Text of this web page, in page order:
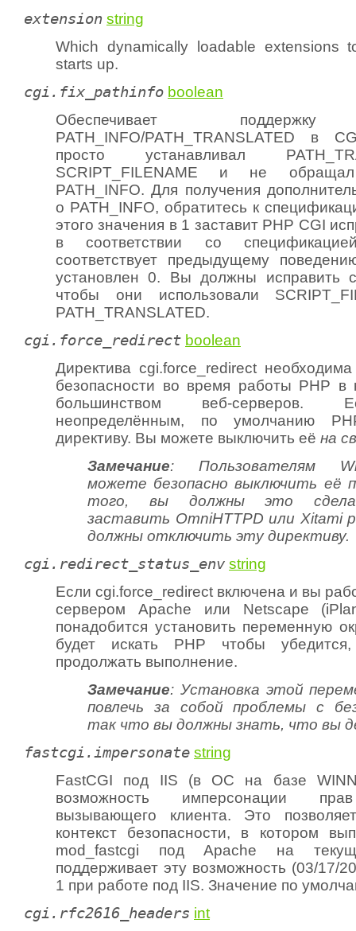
extension string
Which dynamically loadable extensions
starts up.
cgi.fix_pathinfo boolean
Обеспечивает
PATH_INFO/PATH_TRANSLATED в
просто устанавливал
SCRIPT_FILENAME и не
PATH_INFO. Для получения
о PATH_INFO, обратитесь к
этого значения в 1 заставит PHP CGI
в соответствии со
соответствует предыдущему
установлен 0. Вы должны исправить
чтобы они использовали
PATH_TRANSLATED.
cgi.force_redirect boolean
Директива cgi.force_redirect
безопасности во время работы PHP в
большинством веб-серверов.
неопределённым, по умолчанию
директиву. Вы можете выключить её на
Замечание: Пользователям
можете безопасно выключить её
того, вы должныэто
заставить OmniHTTPD или Xitami
должны отключить эту директиву.
cgi.redirect_status_env string
Если cgi.force_redirect включена и вы
сервером Apache или Netscape
понадобится установить переменную
будет искать PHP чтобы
продолжать выполнение.
Замечание: Установка этой
повлечь за собой проблемы с
так что вы должны знать, что вы
fastcgi.impersonate string
FastCGI под IIS (в ОС на базе
возможность имперсонации
вызывающего клиента. Это
контекст безопасности, в котором
mod_fastcgi под Apache на
поддерживает эту возможность (03/17/
1 при работе под IIS. Значение по
cgi.rfc2616_headers int